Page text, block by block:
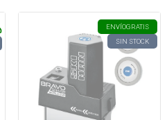
ENVÍOGRATIS
SIN STOCK